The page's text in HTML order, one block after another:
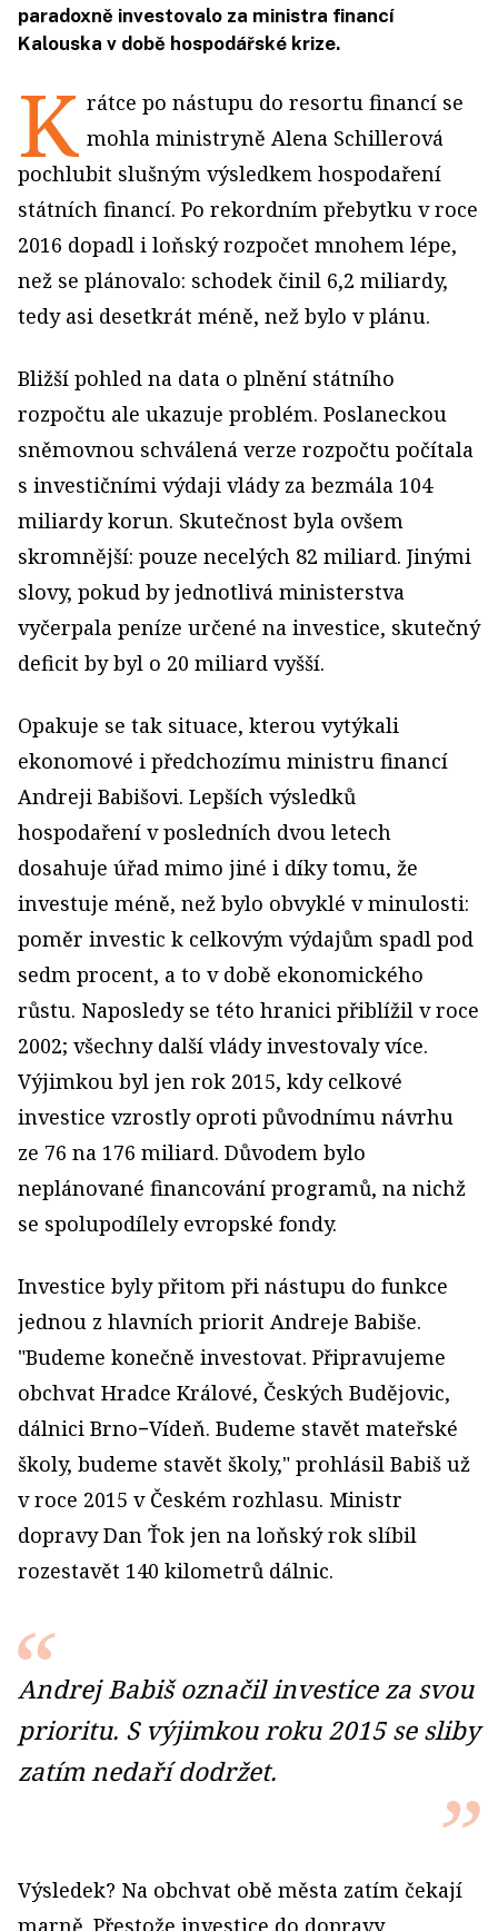
paradoxně investovalo za ministra financí
Kalouska v době hospodářské krize.
K rátce po nástupu do resortu financí se
mohla ministryně Alena Schillerová
pochlubit slušným výsledkem hospodaření
státních financí. Po rekordním přebytku v roce
2016 dopadl i loňský rozpočet mnohem lépe,
než se plánovalo: schodek činil 6,2 miliardy,
tedy asi desetkrát méně, než bylo v plánu.
Bližší pohled na data o plnění státního
rozpočtu ale ukazuje problém. Poslaneckou
sněmovnou schválená verze rozpočtu počítala
s investičními výdaji vlády za bezmála 104
miliardy korun. Skutečnost byla ovšem
skromnější: pouze necelých 82 miliard. Jinými
slovy, pokud by jednotlivá ministerstva
vyčerpala peníze určené na investice, skutečný
deficit by byl o 20 miliard vyšší.
Opakuje se tak situace, kterou vytýkali
ekonomové i předchozímu ministru financí
Andreji Babišovi. Lepších výsledků
hospodaření v posledních dvou letech
dosahuje úřad mimo jiné i díky tomu, že
investuje méně, než bylo obvyklé v minulosti:
poměr investic k celkovým výdajům spadl pod
sedm procent, a to v době ekonomického
růstu. Naposledy se této hranici přiblížil v roce
2002; všechny další vlády investovaly více.
Výjimkou byl jen rok 2015, kdy celkové
investice vzrostly oproti původnímu návrhu
ze 76 na 176 miliard. Důvodem bylo
neplánované financování programů, na nichž
se spolupodílely evropské fondy.
Investice byly přitom při nástupu do funkce
jednou z hlavních priorit Andreje Babiše.
"Budeme konečně investovat. Připravujeme
obchvat Hradce Králové, Českých Budějovic,
dálnici Brno−Vídeň. Budeme stavět mateřské
školy, budeme stavět školy," prohlásil Babiš už
v roce 2015 v Českém rozhlasu. Ministr
dopravy Dan Ťok jen na loňský rok slíbil
rozestavět 140 kilo­metrů dálnic.
Andrej Babiš označil investice za svou
prioritu. S výjimkou roku 2015 se sliby
zatím nedaří dodržet.
Výsledek? Na obchvat obě města zatím čekají
marně. Přestože investice do dopravy